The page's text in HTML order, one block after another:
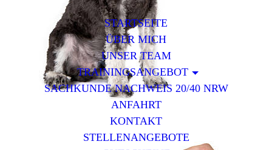
STARTSEITE
ÜBER MICH
UNSER TEAM
TRAININGSANGEBOT
SACHKUNDE NACHWEIS 20/40 NRW
ANFAHRT
KONTAKT
STELLENANGEBOTE